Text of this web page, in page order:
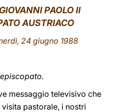
中文
LATINE
PAOLO II
AUSTRIACO
24 giugno 1988
messaggio televisivo che
pastorale, i nostri